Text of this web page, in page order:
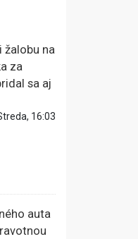
žalobu na
za
sa aj
16:03
auta